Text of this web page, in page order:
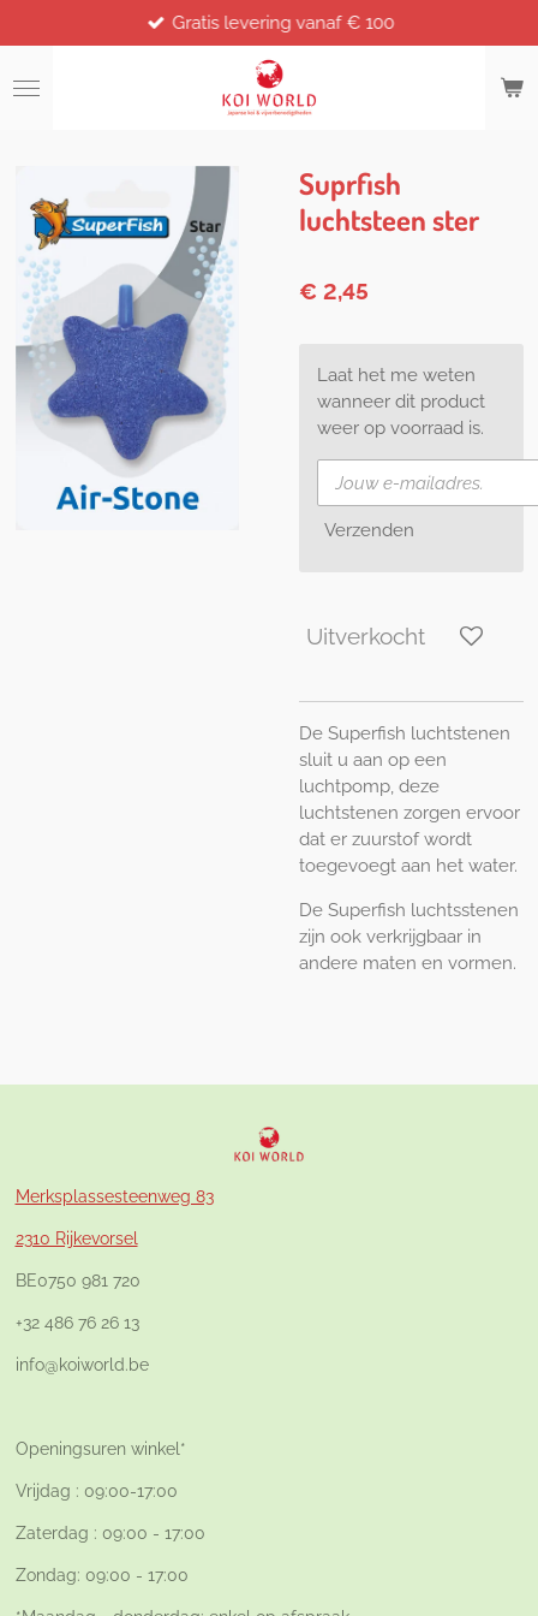
direct
naar
de
Gratis levering vanaf € 100
Suprfish
luchtsteen ster
€ 2,45
Laat het me weten
wanneer dit product
weer op voorraad is.
Verzenden
Uitverkocht
De Superfish luchtstenen
sluit u aan op een
luchtpomp, deze
luchtstenen zorgen ervoor
dat er zuurstof wordt
toegevoegt aan het water.
De Superfish luchtsstenen
zijn ook verkrijgbaar in
andere maten en vormen.
Merksplassesteenweg 83
2310 Rijkevorsel
BE0750 981 720
+32 486 76 26 13
info@koiworld.be
Openingsuren winkel*
Vrijdag : 09:00-17:00
Zaterdag : 09:00 - 17:00
Zondag: 09:00 - 17:00